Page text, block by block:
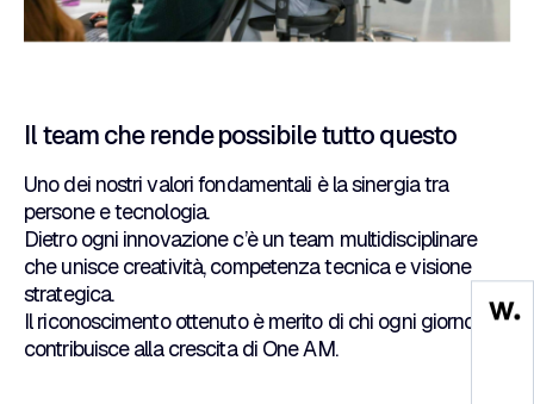
Il team che rende possibile tutto questo
Uno dei nostri valori fondamentali è la sinergia tra
persone e tecnologia.
Dietro ogni innovazione c’è un team multidisciplinare
che unisce creatività, competenza tecnica e visione
strategica.
Il riconoscimento ottenuto è merito di chi ogni giorno
contribuisce alla crescita di One AM.